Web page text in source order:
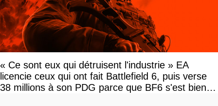
« Ce sont eux qui détruisent l'industrie » EA
licencie ceux qui ont fait Battlefield 6, puis verse
38 millions à son PDG parce que BF6 s'est bien